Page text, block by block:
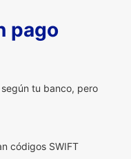
pago
tu banco, pero
códigos SWIFT